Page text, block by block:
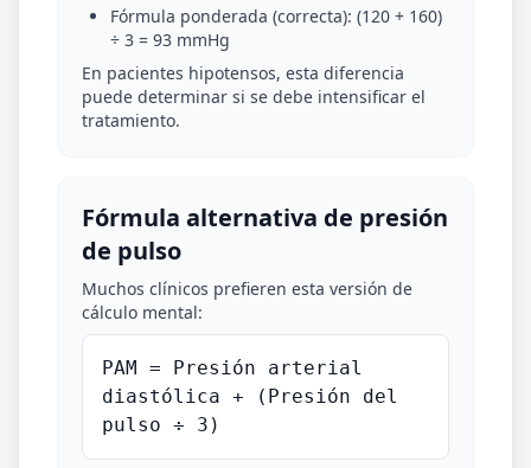
Fórmula ponderada (correcta): (120 + 160)
÷ 3 = 93 mmHg
En pacientes hipotensos, esta diferencia
puede determinar si se debe intensificar el
tratamiento.
Fórmula alternativa de presión
de pulso
Muchos clínicos prefieren esta versión de
cálculo mental:
PAM = Presión arterial
diastólica + (Presión del
pulso ÷ 3)